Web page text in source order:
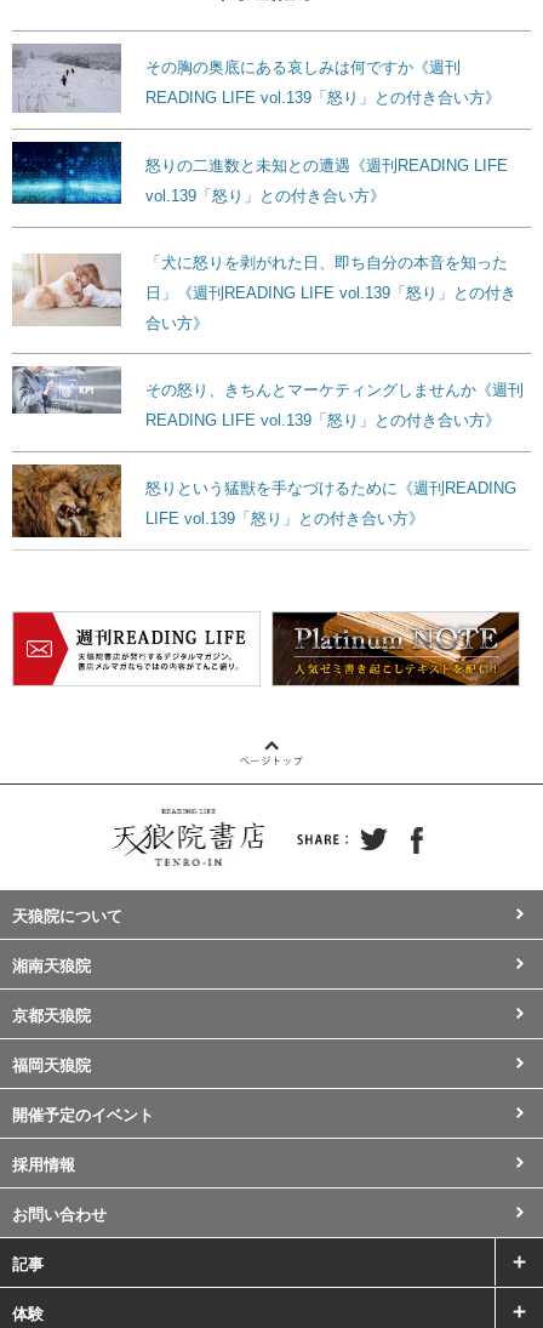
その胸の奥底にある哀しみは何ですか《週刊
READING LIFE vol.139「怒り」との付き合い方》
怒りの二進数と未知との遭遇《週刊READING LIFE
vol.139「怒り」との付き合い方》
「犬に怒りを剥がれた日、即ち自分の本音を知った
日」《週刊READING LIFE vol.139「怒り」との付き
合い方》
その怒り、きちんとマーケティングしませんか《週刊
READING LIFE vol.139「怒り」との付き合い方》
怒りという猛獣を手なづけるために《週刊READING
LIFE vol.139「怒り」との付き合い方》
天狼院について
湘南天狼院
京都天狼院
福岡天狼院
開催予定のイベント
採用情報
お問い合わせ
記事
体験